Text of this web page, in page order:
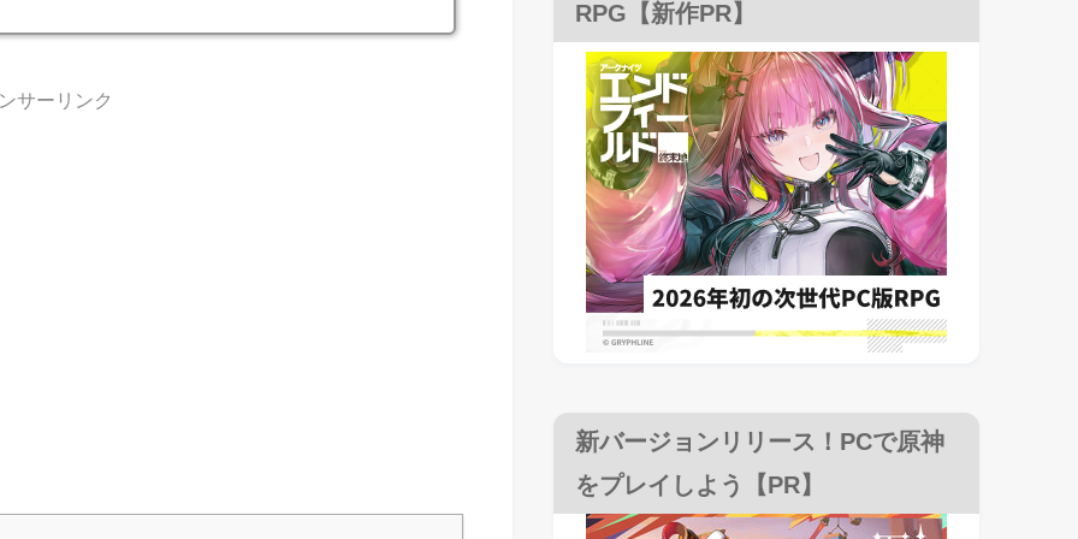
サーリンク
RPG【新作PR】
新バージョンリリース！PCで原神
をプレイしよう【PR】